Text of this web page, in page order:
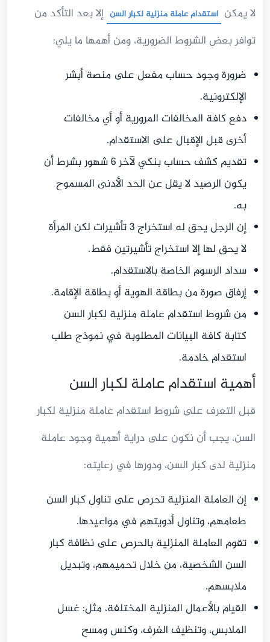
لا يمكن استقدام عاملة منزلية لكبار السن إلا بعد التأكد من
توافر بعض الشروط الضرورية، ومن أهمها ما يلي:
ضرورة وجود حساب مفعل على منصة أبشر
الإلكترونية.
دفع كافة المخالفات المرورية أو أي مخالفات
أخرى قبل الإقبال على الاستقدام.
تقديم كشف حساب بنكي لآخر 6 شهور بشرط أن
يكون الرصيد لا يقل عن الحد الأدنى المسموح
به.
إن الرجل يحق له استخراج 3 تأشيرات لكن المرأة
لا يحق لها إلا استخراج تأشيرتين فقط.
سداد الرسوم الخاصة بالاستقدام.
إرفاق صورة من بطاقة الهوية أو بطاقة الإقامة.
من شروط استقدام عاملة منزلية لكبار السن
كتابة كافة البيانات المطلوبة في نموذج طلب
استقدام خادمة.
أهمية استقدام عاملة لكبار السن
قبل التعرف على شروط استقدام عاملة منزلية لكبار
السن، يجب أن نكون على دراية أهمية وجود عاملة
منزلية لدى كبار السن، ودورها في رعايته:
إن العاملة المنزلية تحرص على تناول كبار السن
طعامهم، وتناول أدويتهم في مواعيدها.
تقوم العاملة المنزلية بالحرص على نظافة كبار
السن الشخصية، من خلال تحميمهم، وتبديل
ملابسهم.
القيام بالأعمال المنزلية المختلفة، مثل: غسل
الملابس، وتنظيف الغرف، وكنس ومسح